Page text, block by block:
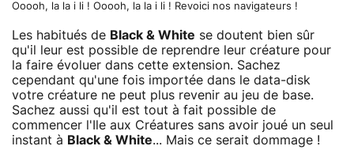
Ooooh, la la i li ! Ooooh, la la i li ! Revoici nos navigateurs !
Les habitués de Black & White se doutent bien sûr
qu'il leur est possible de reprendre leur créature pour
la faire évoluer dans cette extension. Sachez
cependant qu'une fois importée dans le data-disk
votre créature ne peut plus revenir au jeu de base.
Sachez aussi qu'il est tout à fait possible de
commencer l'Ile aux Créatures sans avoir joué un seul
instant à Black & White... Mais ce serait dommage !